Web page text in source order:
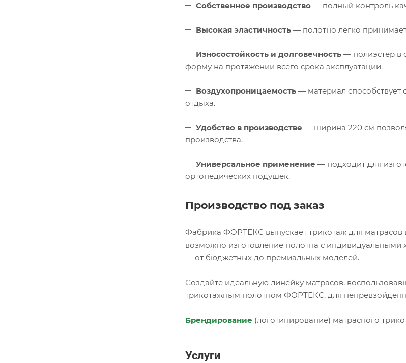
Собственное производство — полный контроль
Высокая эластичность — полотно легко
Износостойкость и долговечность — полиэстер в
форму на протяжении всего срока эксплуатации.
Воздухопроницаемость — материал способствует
отдыха.
Удобство в производстве — ширина 220 см
производства.
Универсальное применение — подходит для
ортопедических подушек.
Производство под заказ
Фабрика ФОРТЕКС выпускает трикотаж для матрасов
возможно изготовление полотна с индивидуальными
— от бюджетных до премиальных моделей.
Создайте идеальную линейку матрасов,
трикотажным полотном ФОРТЕКС, для
Брендирование (логотипирование) матрасного
Услуги